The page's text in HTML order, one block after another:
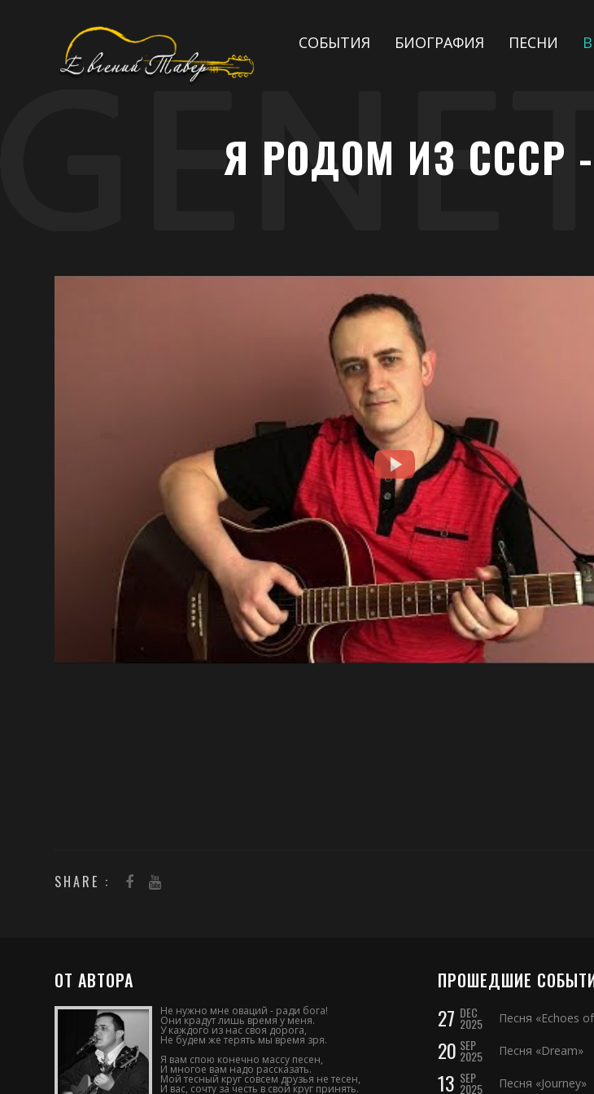
СОБЫТИЯ БИОГРАФИЯ ПЕСНИ
Я РОДОМ ИЗ СССР
SHARE :
ОТ АВТОРА
Не нужно мне оваций - ради бога!
Они крадут лишь время у меня.
У каждого из нас своя дорога,
Не будем же терять мы время зря.
Я вам спою конечно массу песен,
И многое вам надо рассказать.
Мой тесный круг совсем друзья не тесен,
И вас, сочту за честь в свой круг принять.
ПРОШЕДШИЕ
27 DEC
2025 Песня «Echoes
20 SEP
2025 Песня «Dream»
13 SEP
2025 Песня «Journey»